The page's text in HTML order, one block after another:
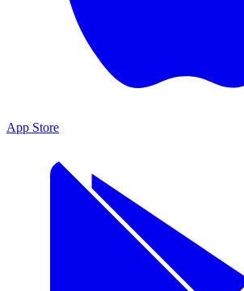
App Store